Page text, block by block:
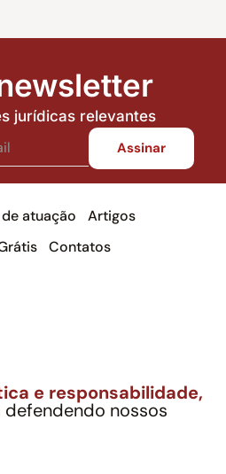
jurídicas relevantes
atuação
Artigos
Contatos
e responsabilidade,
defendendo nossos